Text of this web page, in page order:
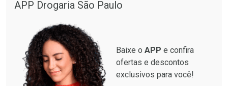
APP Drogaria São Paulo
Baixe o APP e confira
ofertas e descontos
exclusivos para você!